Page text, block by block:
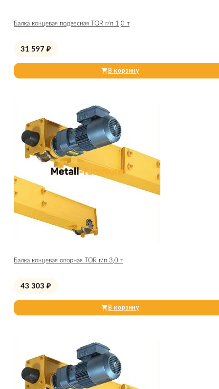
Балка концевая подвесная TOR г/п 1,0 т
31 597 ₽
В корзину
Балка концевая опорная TOR г/п 3,0 т
43 303 ₽
В корзину